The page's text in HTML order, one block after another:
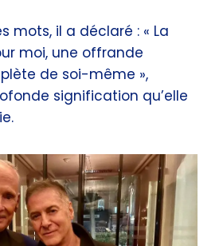
mots, il a déclaré : « La
moi, une offrande
de soi-même »,
signification qu’elle